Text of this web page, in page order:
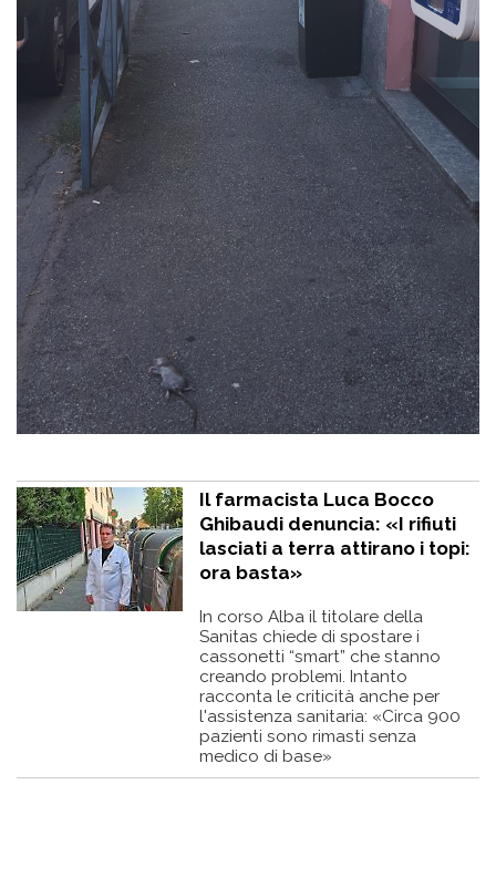
Il farmacista Luca Bocco
Ghibaudi denuncia: «I rifiuti
lasciati a terra attirano i topi:
ora basta»
In corso Alba il titolare della
Sanitas chiede di spostare i
cassonetti “smart” che stanno
creando problemi. Intanto
racconta le criticità anche per
l'assistenza sanitaria: «Circa 900
pazienti sono rimasti senza
medico di base»